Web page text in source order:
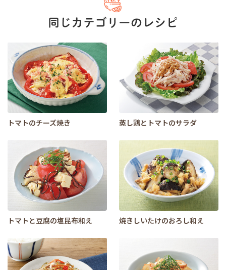
トマトのチーズ焼き 蒸し鶏とトマトのサラダ
トマトと豆腐の塩昆布和え 焼きしいたけのおろし和え